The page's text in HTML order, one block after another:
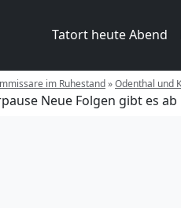
Tatort heute Abend
im Ruhestand»Odenthal und
Neue Folgen gibt es ab